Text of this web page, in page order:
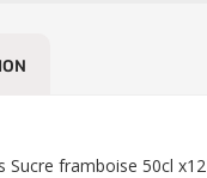
Sucre framboise 50cl x12